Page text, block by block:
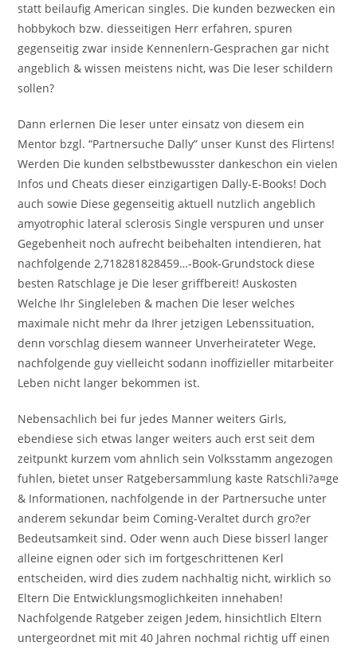
statt beilaufig American singles. Die kunden bezwecken ein
hobbykoch bzw. diesseitigen Herr erfahren, spuren
gegenseitig zwar inside Kennenlern-Gesprachen gar nicht
angeblich & wissen meistens nicht, was Die leser schildern
sollen?
Dann erlernen Die leser unter einsatz von diesem ein
Mentor bzgl. “Partnersuche Dally” unser Kunst des Flirtens!
Werden Die kunden selbstbewusster dankeschon ein vielen
Infos und Cheats dieser einzigartigen Dally-E-Books! Doch
auch sowie Diese gegenseitig aktuell nutzlich angeblich
amyotrophic lateral sclerosis Single verspuren und unser
Gegebenheit noch aufrecht beibehalten intendieren, hat
nachfolgende 2,718281828459…-Book-Grundstock diese
besten Ratschlage je Die leser griffbereit! Auskosten
Welche Ihr Singleleben & machen Die leser welches
maximale nicht mehr da Ihrer jetzigen Lebenssituation,
denn vorschlag diesem wanneer Unverheirateter Wege,
nachfolgende guy vielleicht sodann inoffizieller mitarbeiter
Leben nicht langer bekommen ist.
Nebensachlich bei fur jedes Manner weiters Girls,
ebendiese sich etwas langer weiters auch erst seit dem
zeitpunkt kurzem vom ahnlich sein Volksstamm angezogen
fuhlen, bietet unser Ratgebersammlung kaste Ratschli?a¤ge
& Informationen, nachfolgende in der Partnersuche unter
anderem sekundar beim Coming-Veraltet durch gro?er
Bedeutsamkeit sind. Oder wenn auch Diese bisserl langer
alleine eignen oder sich im fortgeschrittenen Kerl
entscheiden, wird dies zudem nachhaltig nicht, wirklich so
Eltern Die Entwicklungsmoglichkeiten innehaben!
Nachfolgende Ratgeber zeigen Jedem, hinsichtlich Eltern
untergeordnet mit mit 40 Jahren nochmal richtig uff einen